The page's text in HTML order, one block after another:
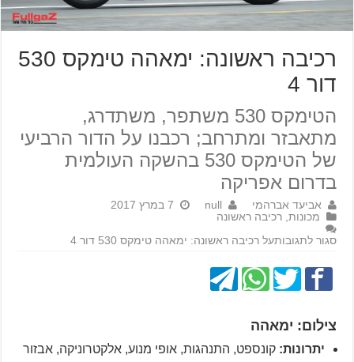
רכיבה ראשונה: ימאהה טימקס 530
דור 4
הטימקס 530 משתפר, משתדרג,
מתאבזר ומתרחב; רכבנו על הדור הרביעי
של הטימקס 530 בהשקה העולמית
בדרום אפריקה
אביעד אברהמי null
7 במרץ 2017
מכונות ,רכיבה ראשונה
סגור לתגובותעל רכיבה ראשונה: ימאהה טימקס 530 דור 4
צילום: ימאהה
יתרונות: קונספט, התנהגות, אופי מנוע, אלקטרוניקה, אבזור